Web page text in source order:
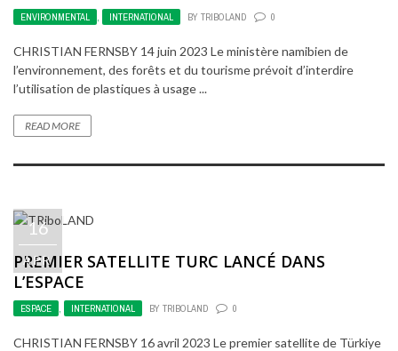
ENVIRONMENTAL , INTERNATIONAL BY TRIBOLAND 0
CHRISTIAN FERNSBY 14 juin 2023 Le ministère namibien de
l’environnement, des forêts et du tourisme prévoit d’interdire
l’utilisation de plastiques à usage ...
READ MORE
16
APR
PREMIER SATELLITE TURC LANCÉ DANS
L’ESPACE
ESPACE , INTERNATIONAL BY TRIBOLAND 0
CHRISTIAN FERNSBY 16 avril 2023 Le premier satellite de Türkiye